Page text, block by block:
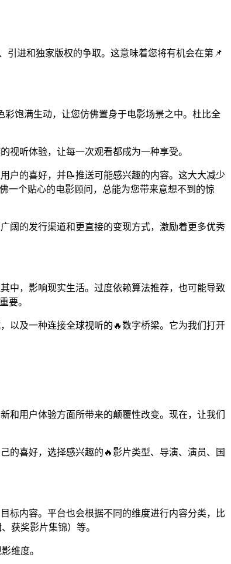
引进和独家版权的争取。这意味着您将有机会在第📌
饱满生动，让您仿佛置身于电影场景之中。杜比全
视听体验，让每一次观看都成为一种享受。
户的喜好，并📝推送可能感兴趣的内容。这大大减少
一个贴心的电影顾问，总能为您带来意想不到的惊
阔的发行渠道和更直接的变现方式，激励着更多优秀
中，影响现实生活。过度依赖算法推荐，也可能导致
要。
以及一种连接全球视听的🔥数字桥梁。它为我们打开
和用户体验方面所带来的颠覆性改变。现在，让我们
的喜好，选择感兴趣的🔥影片类型、导演、演员、国
标内容。平台也会根据不同的维度进行内容分类，比
获奖影片集锦）等。
维度。